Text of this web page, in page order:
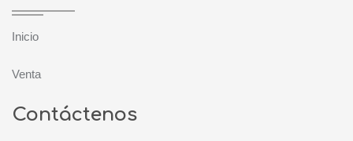
Inicio
Venta
Contáctenos